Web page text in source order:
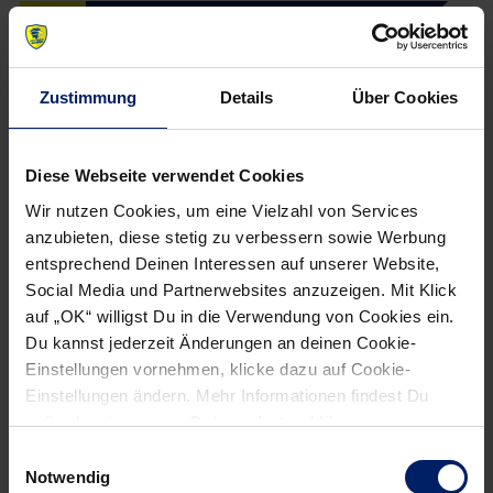
Zustimmung Details Über Cookies
Diese Webseite verwendet Cookies
Wir nutzen Cookies, um eine Vielzahl von Services
anzubieten, diese stetig zu verbessern sowie Werbung
entsprechend Deinen Interessen auf unserer Website,
Social Media und Partnerwebsites anzuzeigen. Mit Klick
auf „OK“ willigst Du in die Verwendung von Cookies ein.
Du kannst jederzeit Änderungen an deinen Cookie-
Einstellungen vornehmen, klicke dazu auf Cookie-
Einstellungen ändern. Mehr Informationen findest Du
außerdem in unsererDatenschutzerklärung.
Notwendig
20
Status
Position
Geburtsdatum
202 cm
Serbien
22 Mads Mensah
Status
Einsatzbereit
Position
Rückraum Links
Geburtsdatum
12.08.1991
Größe in cm
188 cm
Nationalität
Dänemark
Im Verein seit
01.07.2014
23 Steffen Fäth